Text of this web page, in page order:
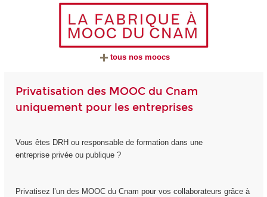
tous nos moocs
Privatisation des MOOC du Cnam
uniquement pour les entreprises
Vous êtes DRH ou responsable de formation dans une
entreprise privée ou publique ?
Privatisez l’un des MOOC du Cnam pour vos collaborateurs grâce à